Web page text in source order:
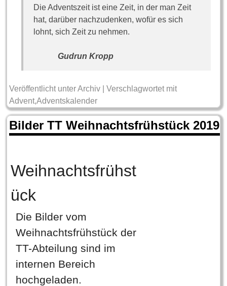
Die Adventszeit ist eine Zeit, in der man Zeit
hat, darüber nachzudenken, wofür es sich
lohnt, sich Zeit zu nehmen.
Gudrun Kropp
Veröffentlicht unter Archiv |Verschlagwortet mit
Advent,Adventskalender
Bilder TT Weihnachtsfrühstück 2019
Weihnachtsfrühst
ück
Die Bilder vom
Weihnachtsfrühstück der
TT-Abteilung sind im
internen Bereich
hochgeladen.